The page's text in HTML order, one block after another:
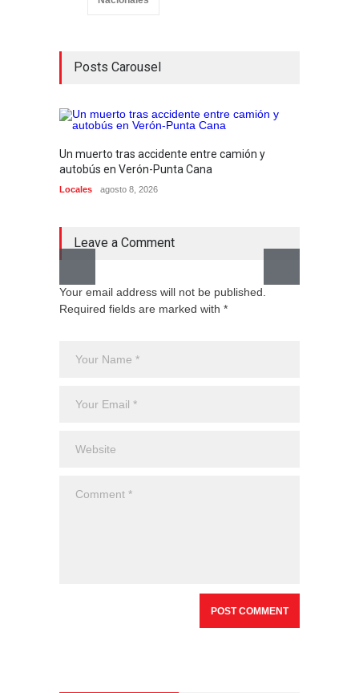
Posts Carousel
Un muerto tras accidente entre camión y
autobús en Verón-Punta Cana
Locales agosto 8, 2026
Leave a Comment
Your email address will not be published.
Required fields are marked with *